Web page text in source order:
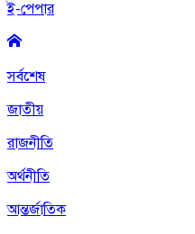
ই-পেপার
সর্বশেষ
জাতীয়
রাজনীতি
অর্থনীতি
আন্তর্জাতিক